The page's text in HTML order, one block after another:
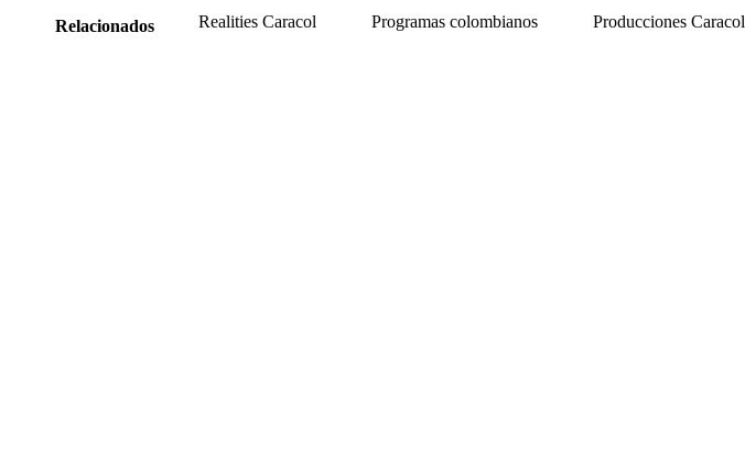
Relacionados Realities Caracol Programas colombianos Producciones Caracol